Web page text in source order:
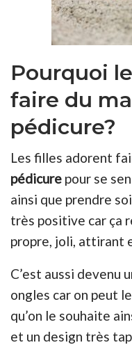
Pourquoi
faire du
pédicure?
Les filles adorent
pédicure pour se
ainsi que prendre
très positive car ça
propre, joli, attirant
C’est aussi devenu
ongles car on peut
qu’on le souhaite
et un design très